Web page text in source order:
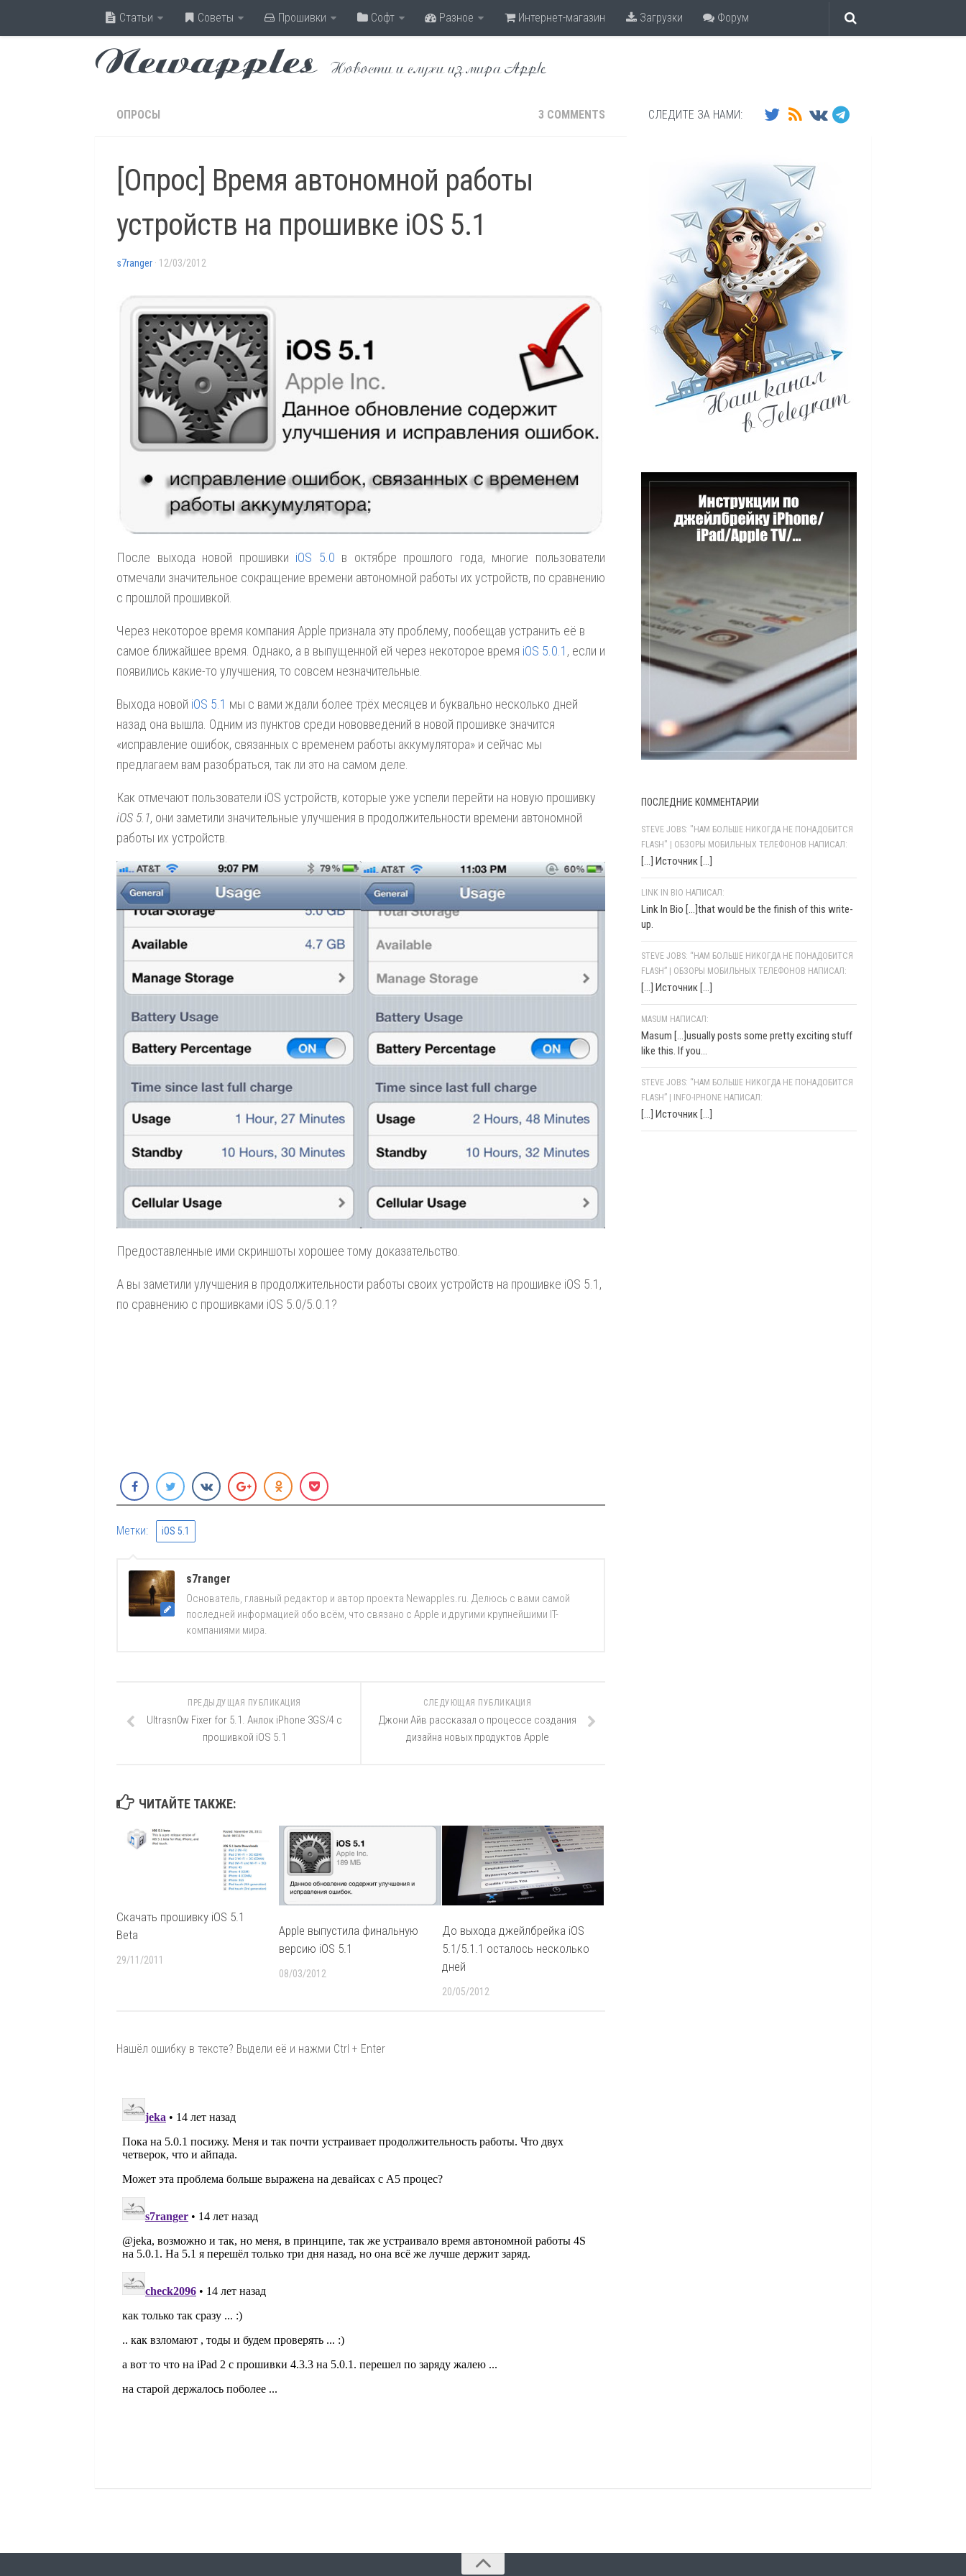
Статьи Советы Прошивки Софт Разное Интернет-магазин Загрузки Форум
Newapples Новости и слухи из мира Apple
ОПРОСЫ 3 COMMENTS
[Опрос] Время автономной работы
устройств на прошивке iOS 5.1
s7ranger · 12/03/2012
После выхода новой прошивки iOS 5.0 в октябре прошлого года, многие пользователи
отмечали значительное сокращение времени автономной работы их устройств, по сравнению
с прошлой прошивкой.
Через некоторое время компания Apple признала эту проблему, пообещав устранить её в
самое ближайшее время. Однако, а в выпущенной ей через некоторое время iOS 5.0.1 , если и
появились какие-то улучшения, то совсем незначительные.
Выхода новой iOS 5.1 мы с вами ждали более трёх месяцев и буквально несколько дней
назад она вышла. Одним из пунктов среди нововведений в новой прошивке значится
«исправление ошибок, связанных с временем работы аккумулятора» и сейчас мы
предлагаем вам разобраться, так ли это на самом деле.
Как отмечают пользователи iOS устройств, которые уже успели перейти на новую прошивку
iOS 5.1, они заметили значительные улучшения в продолжительности времени автономной
работы их устройств.
Предоставленные ими скриншоты хорошее тому доказательство.
А вы заметили улучшения в продолжительности работы своих устройств на прошивке iOS 5.1,
по сравнению с прошивками iOS 5.0/5.0.1?
Метки: iOS 5.1
s7ranger
Основатель, главный редактор и автор проекта Newapples.ru. Делюсь с вами самой
последней информацией обо всём, что связано с Apple и другими крупнейшими IT-
компаниями мира.
СЛЕДУЮЩАЯ ПУБЛИКАЦИЯ
Джони Айв рассказал о процессе создания
дизайна новых продуктов Apple
ПРЕДЫДУЩАЯ ПУБЛИКАЦИЯ
Ultrasn0w Fixer for 5.1. Анлок iPhone 3GS/4 с
прошивкой iOS 5.1
ЧИТАЙТЕ ТАКЖЕ:
Скачать прошивку iOS 5.1
Beta
29/11/2011
Apple выпустила финальную
версию iOS 5.1
08/03/2012
До выхода джейлбрейка iOS
5.1/5.1.1 осталось несколько
дней
20/05/2012
Нашёл ошибку в тексте? Выдели её и нажми Ctrl + Enter
СЛЕДИТЕ ЗА НАМИ:
ПОСЛЕДНИЕ КОММЕНТАРИИ
STEVE JOBS: "НАМ БОЛЬШЕ НИКОГДА НЕ ПОНАДОБИТСЯ
FLASH" | ОБЗОРЫ МОБИЛЬНЫХ ТЕЛЕФОНОВ НАПИСАЛ:
[…] Источник […]
LINK IN BIO НАПИСАЛ:
Link In Bio [...]that would be the finish of this write-
up.
STEVE JOBS: “НАМ БОЛЬШЕ НИКОГДА НЕ ПОНАДОБИТСЯ
FLASH” | ОБЗОРЫ МОБИЛЬНЫХ ТЕЛЕФОНОВ НАПИСАЛ:
[…] Источник […]
MASUM НАПИСАЛ:
Masum [...]usually posts some pretty exciting stuff
like this. If you...
STEVE JOBS: “НАМ БОЛЬШЕ НИКОГДА НЕ ПОНАДОБИТСЯ
FLASH” | INFO-IPHONE НАПИСАЛ:
[…] Источник […]